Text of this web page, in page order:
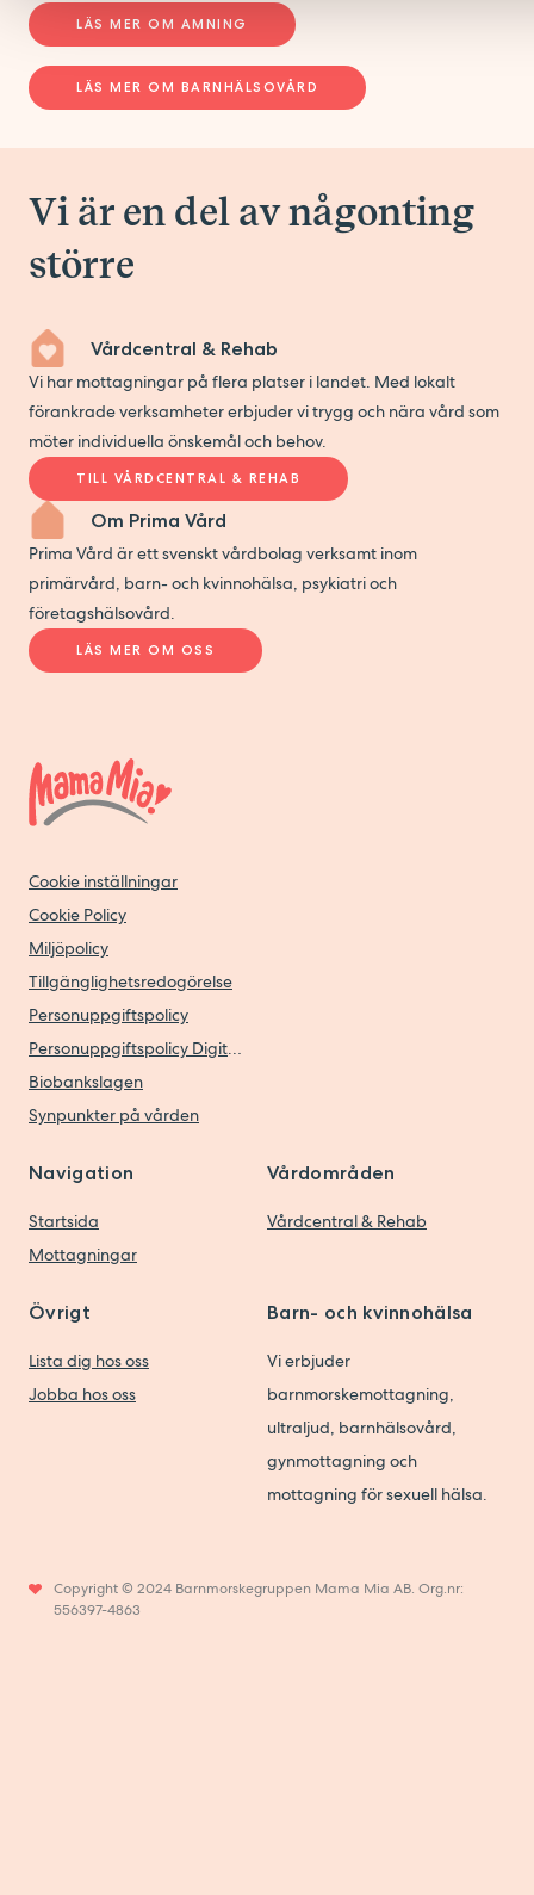
LÄS MER OM AMNING
LÄS MER OM BARNHÄLSOVÅRD
Vi är en del av någonting
större
Vårdcentral & Rehab
Vi har mottagningar på flera platser i landet. Med lokalt
förankrade verksamheter erbjuder vi trygg och nära vård som
möter individuella önskemål och behov.
TILL VÅRDCENTRAL & REHAB
Om Prima Vård
Prima Vård är ett svenskt vårdbolag verksamt inom
primärvård, barn- och kvinnohälsa, psykiatri och
företagshälsovård.
LÄS MER OM OSS
Cookie inställningar
Cookie Policy
Miljöpolicy
Tillgänglighetsredogörelse
Personuppgiftspolicy
Personuppgiftspolicy Digitala vårdtjänster
Biobankslagen
Synpunkter på vården
Navigation
Startsida
Mottagningar
Vårdområden
Vårdcentral & Rehab
Övrigt
Lista dig hos oss
Jobba hos oss
Barn- och kvinnohälsa
Vi erbjuder
barnmorskemottagning,
ultraljud, barnhälsovård,
gynmottagning och
mottagning för sexuell hälsa.
Copyright © 2024 Barnmorskegruppen Mama Mia AB. Org.nr:
556397-4863